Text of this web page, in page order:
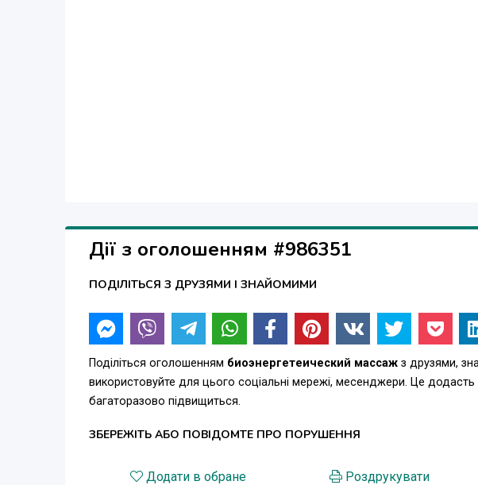
Дії з оголошенням #986351
ПОДІЛІТЬСЯ З ДРУЗЯМИ І ЗНАЙОМИМИ
Поділіться оголошенням биоэнергетеический массаж з друзями,
використовуйте для цього соціальні мережі, месенджери. Це
багаторазово підвищиться.
ЗБЕРЕЖІТЬ АБО ПОВІДОМТЕ ПРО ПОРУШЕННЯ
Додати в обране Роздрукувати